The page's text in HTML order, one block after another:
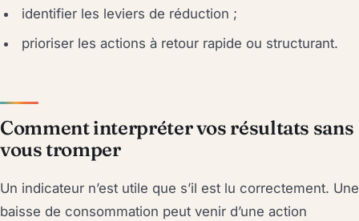
identifier les leviers de réduction ;
prioriser les actions à retour rapide ou structurant.
Comment interpréter vos résultats sans
vous tromper
Un indicateur n’est utile que s’il est lu correctement. Une
baisse de consommation peut venir d’une action